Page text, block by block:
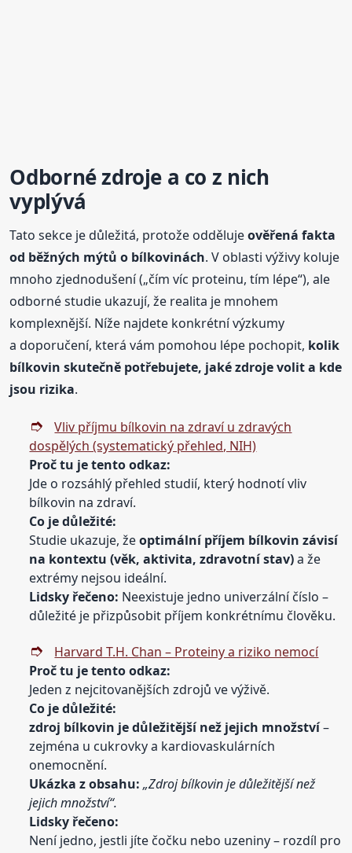
Odborné zdroje a co z nich
vyplývá
Tato sekce je důležitá, protože oddělujeověřená fakta
od běžných mýtů o bílkovinách. V oblasti výživy koluje
mnoho zjednodušení („čím víc proteinu, tím lépe“), ale
odborné studie ukazují, že realita je mnohem
komplexnější. Níže najdete konkrétní výzkumy
a doporučení, která vám pomohou lépe pochopit, kolik
bílkovin skutečně potřebujete, jaké zdroje volit a kde
jsou rizika.
Vliv příjmu bílkovin na zdraví u zdravých
dospělých (systematický přehled, NIH)
Proč tu je tento odkaz:
Jde o rozsáhlý přehled studií, který hodnotí vliv
bílkovin na zdraví.
Co jedůležité:
Studie ukazuje, žeoptimální příjem bílkovin závisí
na kontextu (věk, aktivita, zdravotní stav)a že
extrémy nejsou ideální.
Lidsky řečeno: Neexistuje jedno univerzální číslo –
důležité je přizpůsobit příjem konkrétnímu člověku.
Harvard T.H. Chan – Proteiny a riziko nemocí
Proč tu je tento odkaz:
Jeden z nejcitovanějších zdrojů ve výživě.
Co jedůležité:
zdroj bílkovin je důležitější než jejich množství–
zejména u cukrovky a kardiovaskulárních
onemocnění.
Ukázka z obsahu: „Zdroj bílkovin je důležitější než
jejich množství“.
Lidsky řečeno:
Není jedno, jestli jíte čočku nebo uzeniny – rozdíl pro